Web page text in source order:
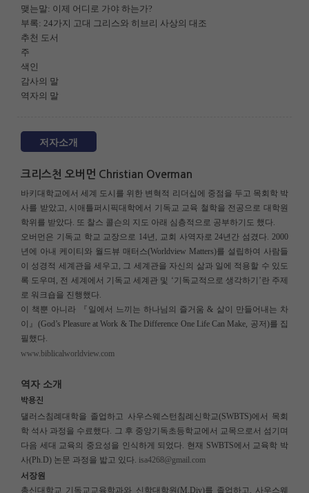
맺는말: 이제 어디로 가야 하는가?
부록: 24가지 고대 그리스와 히브리 사상의 대조
추천 도서
주
색인
감사의 말
역자의 말
저자소개
크리스천 오버먼 Christian Overman
바키대학교에서 세계 도시를 위한 변혁적 리더십에 중점을 두고 목회학 박
사를 받았고, 시애틀퍼시픽대학에서 기독교 교육 철학을 전공으로 대학원
학위를 받았다. 또 찰스 콜슨의 지도 아래 심층적으로 공부하기도 했다.
오버먼은 기독교 학교 교장으로 14년, 교회 사역자로 24년간 섬겼다. 2000
년에 아내 케이티와 월드뷰 매터스(Worldview Matters)를 설립하여 사람들
이 성경적 세계관을 세우고, 그 세계관을 자신의 삶과 일에 적용할 수 있도
록 도우며, 전 세계에서 기독교 세계관 및 ‘기독교적으로 생각하기’란 주제
로 워크숍을 진행했다.
이 책뿐 아니라 『일에서 느끼는 하나님의 즐거움 & 삶이 만들어내는 차
이』(God’s Pleasure at Work & The Difference One Life Can Make, 공저)를 집
필했다.
www.biblicalworldview.com
역자 소개
박용진
댈러스침례대학을 졸업하고 사우스웨스턴침례신학교(SWBTS)에서 목회
학 석사 과정을 수료했다. 그 후 중앙기독초등학교에서 교목으로서 섬기며
다음 세대 교육의 중요성을 인식하게 되었다. 현재 SWBTS에서 교육학 박
사(Ph.D) 논문 과정을 밟고 있다. isa4268@gmail.com
서장원
총신대학교 기독교교육학과와 신학대학원(M.Div)를 졸업하고, 사우스웨